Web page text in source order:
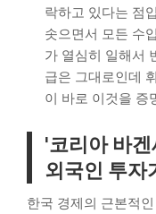
락하고 있다는 점
솟으면서 모든 수
가 열심히 일해서
급은 그대로인데
이 바로 이것을 증
'코리아 바
외국인 투자
한국 경제의 근본적